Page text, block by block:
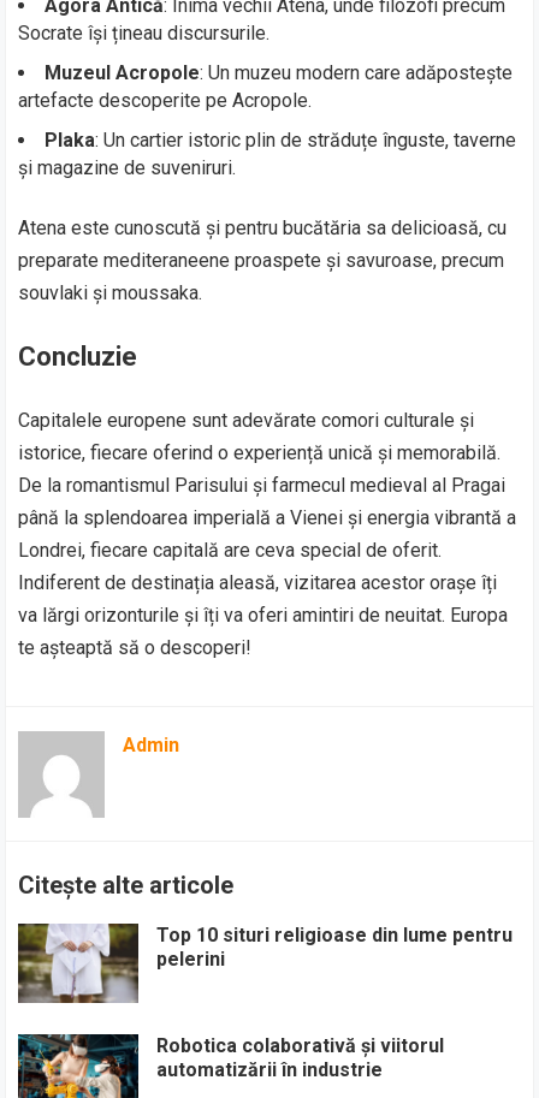
Agora Antică: Inima vechii Atena, unde filozofi precum
Socrate își țineau discursurile.
Muzeul Acropole: Un muzeu modern care adăpostește
artefacte descoperite pe Acropole.
Plaka: Un cartier istoric plin de străduțe înguste, taverne
și magazine de suveniruri.
Atena este cunoscută și pentru bucătăria sa delicioasă, cu
preparate mediteraneene proaspete și savuroase, precum
souvlaki și moussaka.
Concluzie
Capitalele europene sunt adevărate comori culturale și
istorice, fiecare oferind o experiență unică și memorabilă.
De la romantismul Parisului și farmecul medieval al Pragai
până la splendoarea imperială a Vienei și energia vibrantă a
Londrei, fiecare capitală are ceva special de oferit.
Indiferent de destinația aleasă, vizitarea acestor orașe îți
va lărgi orizonturile și îți va oferi amintiri de neuitat. Europa
te așteaptă să o descoperi!
Admin
Citește alte articole
Top 10 situri religioase din lume pentru
pelerini
Robotica colaborativă și viitorul
automatizării în industrie